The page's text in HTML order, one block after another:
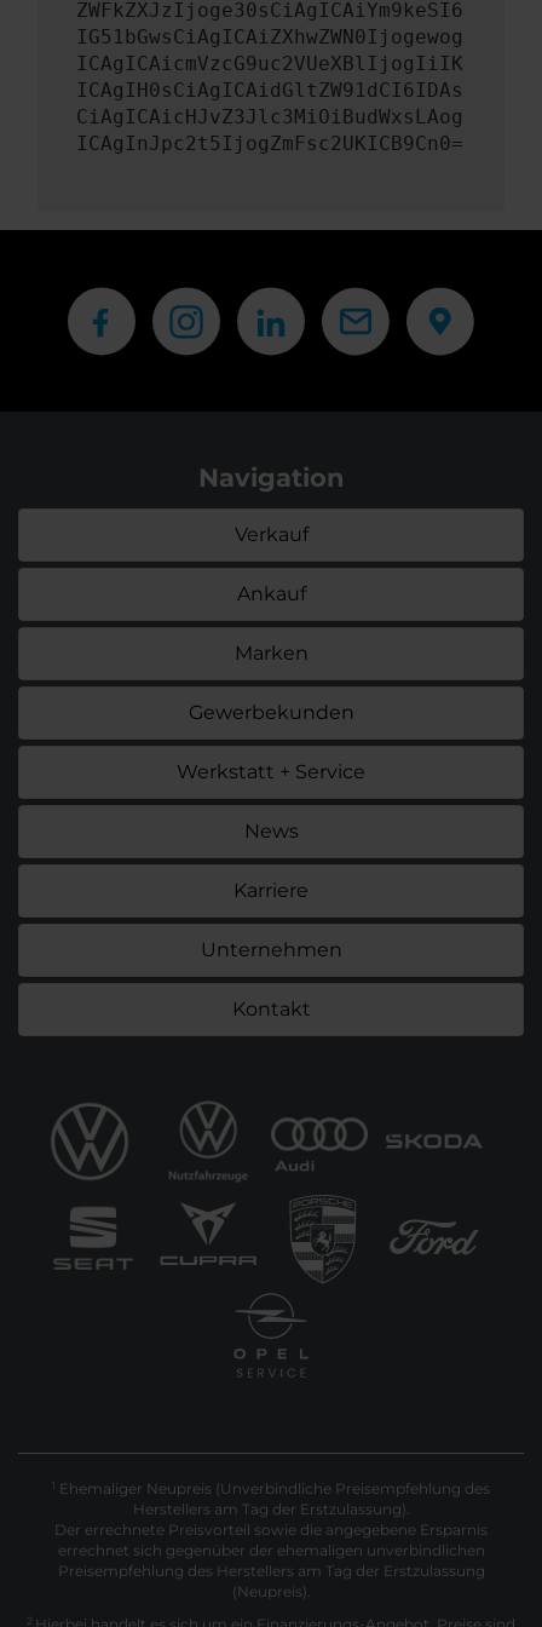
ZWFkZXJzIjoge30sCiAgICAiYm9keSI6
IG51bGwsCiAgICAiZXhwZWN0Ijogewog
ICAgICAicmVzcG9uc2VUeXBlIjogIiIK
ICAgIH0sCiAgICAidGltZW91dCI6IDAs
CiAgICAicHJvZ3Jlc3MiOiBudWxsLAog
ICAgInJpc2t5IjogZmFsc2UKICB9Cn0=
Navigation
Verkauf
Ankauf
Marken
Gewerbekunden
Werkstatt + Service
News
Karriere
Unternehmen
Kontakt
1 Ehemaliger Neupreis (Unverbindliche Preisempfehlung des
Herstellers am Tag der Erstzulassung).
Der errechnete Preisvorteil sowie die angegebene Ersparnis
errechnet sich gegenüber der ehemaligen unverbindlichen
Preisempfehlung des Herstellers am Tag der Erstzulassung
(Neupreis).
2